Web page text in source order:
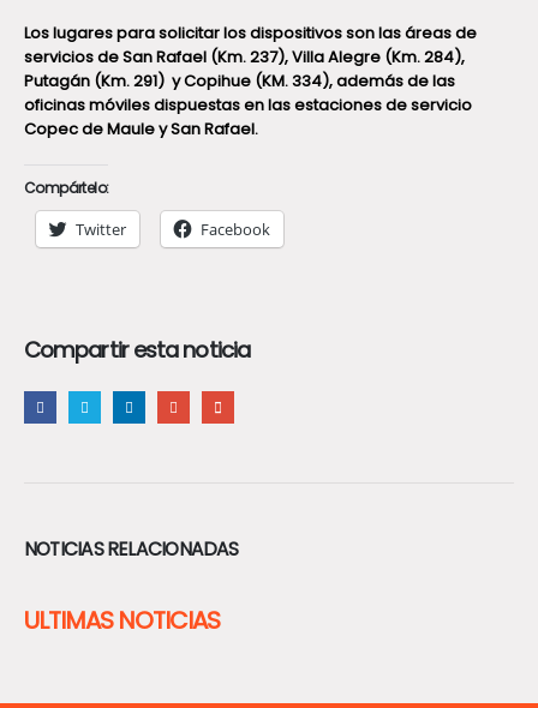
Los lugares para solicitar los dispositivos son las áreas de
servicios de San Rafael (Km. 237), Villa Alegre (Km. 284),
Putagán (Km. 291) y Copihue (KM. 334), además de las
oficinas móviles dispuestas en las estaciones de servicio
Copec de Maule y San Rafael.
Compártelo:
Twitter Facebook
Compartir esta noticia
NOTICIAS RELACIONADAS
ULTIMAS NOTICIAS